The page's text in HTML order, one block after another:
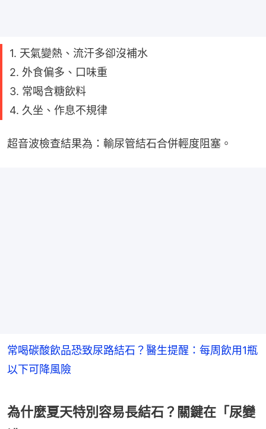
1. 天氣變熱、流汗多卻沒補水
2. 外食偏多、口味重
3. 常喝含糖飲料
4. 久坐、作息不規律
超音波檢查結果為：輸尿管結石合併輕度阻塞。
常喝碳酸飲品恐致尿路結石？醫生提醒：每周飲用1瓶
以下可降風險
為什麼夏天特別容易長結石？關鍵在「尿變